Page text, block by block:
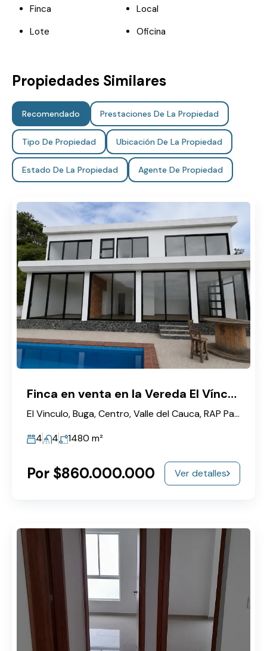
Finca
Local
Lote
Oficina
Propiedades Similares
Recomendado Prestaciones De La Propiedad
Tipo De Propiedad Ubicación De La Propiedad
Estado De La Propiedad Agente De Propiedad
Finca en venta en la Vereda El Vínculo Buga con piscina privada y vista panorámica
El Vinculo, Buga, Centro, Valle del Cauca, RAP Pacífico, Colombia
4
4 1480 m²
Por $860.000.000 Ver detalles